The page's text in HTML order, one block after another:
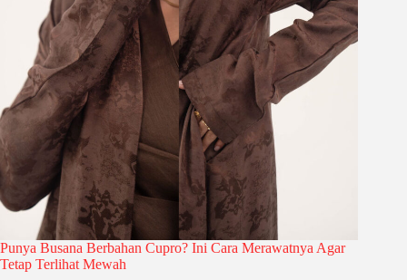
Punya Busana Berbahan Cupro? Ini Cara Merawatnya Agar
Tetap Terlihat Mewah